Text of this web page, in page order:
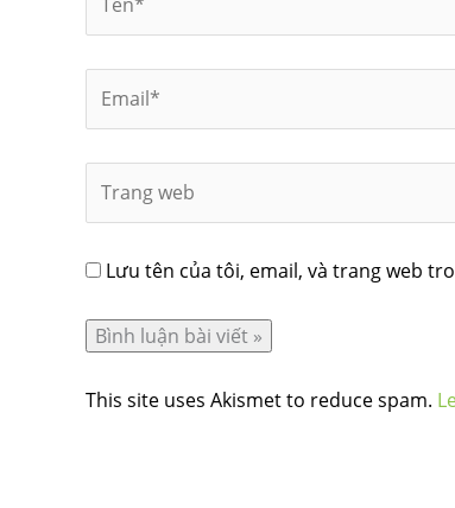
Lưu tên của tôi, email, và trang web
This site uses Akismet to reduce spam.